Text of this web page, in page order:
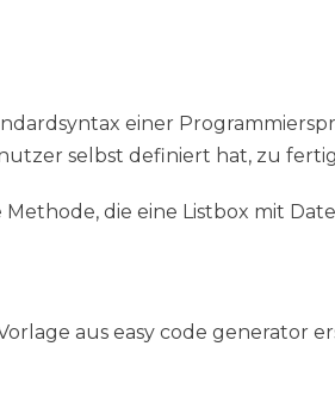
einer
selbst definiert hat, zu
Methode, die eine Listbox mit
aus easy code generator